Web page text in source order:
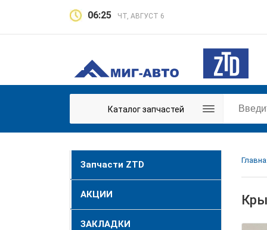
06:25 ЧТ, АВГУСТ 6
Каталог запчастей
Запчасти ZTD
АКЦИИ
ЗАКЛАДКИ